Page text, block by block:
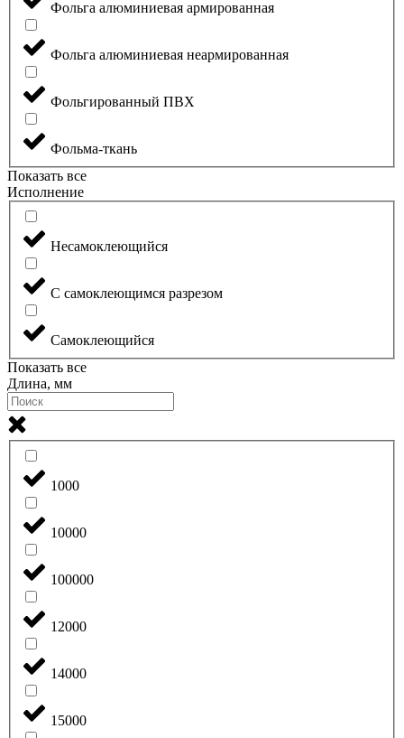
Фольга алюминиевая армированная
Фольга алюминиевая неармированная
Фольгированный ПВХ
Фольма-ткань
Показать все
Исполнение
Несамоклеющийся
С самоклеющимся разрезом
Самоклеющийся
Показать все
Длина, мм
1000
10000
100000
12000
14000
15000